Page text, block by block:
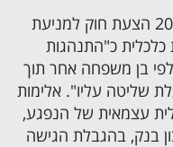
על שולחן הכנסת הונחה בשנת 2020 הצעת חוק למניעת
כלכלית כ"התנהגות
בן משפחה אחר תוך
שליטה עליו". אלימות
עצמאית של הנפגע,
בנק, בהגבלת הגישה